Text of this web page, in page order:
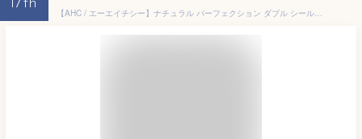
17th
【AHC / エーエイチシー】ナチュラル パーフェクション ダブル シールド サンスティック 14g 2個 セット 日焼け止め サンスクリーン UVカット UVケア SPF PA 美白 ブライトニング ウォータープルーフ サンブロック サンプロテクター 韓国コスメ【楽天海外直送】